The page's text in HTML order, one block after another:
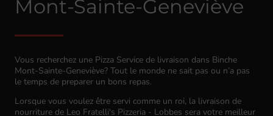
Mont-Sainte-Geneviève
Vous recherchez une Pizza Service de livraison dans Binche
Mont-Sainte-Geneviève? Tout le monde ne sait pas ou n’a pas
le temps de preparer un bons repas.
Lorsque vous voulez être servi comme un roi, la livraison de
nourriture de Leo Fratelli's Pizzeria - Lobbes sera votre meilleur